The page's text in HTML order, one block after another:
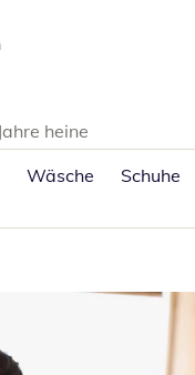
heine
Wäsche Schuhe